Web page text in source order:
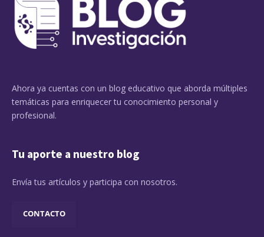
Ahora ya cuentas con un blog educativo que aborda múltiples
temáticas para enriquecer tu conocimiento personal y
profesional.
Tu aporte a nuestro blog
Envía tus artículos y participa con nosotros.
CONTACTO